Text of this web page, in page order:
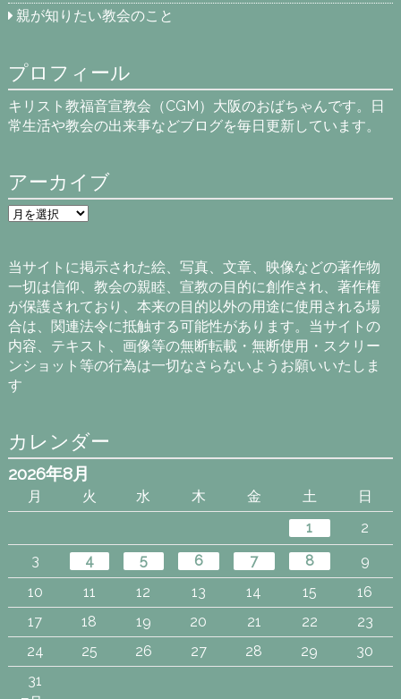
親が知りたい教会のこと
プロフィール
キリスト教福音宣教会（CGM）大阪のおばちゃんです。日
常生活や教会の出来事などブログを毎日更新しています。
アーカイブ
ア
ー
ブ
当サイトに掲示された絵、写真、文章、映像などの著作物
一切は信仰、教会の親睦、宣教の目的に創作され、著作権
が保護されており、本来の目的以外の用途に使用される場
合は、関連法令に抵触する可能性があります。当サイトの
内容、テキスト、画像等の無断転載・無断使用・スクリー
ンショット等の行為は一切なさらないようお願いいたしま
す
カレンダー
2026年8月
月 火 水 木 金 土
日
1
2
3
4 5 6 7 8
9
10
11 12 13 14 15
16
17
18 19 20 21 22
23
24
25 26 27 28 29
30
31